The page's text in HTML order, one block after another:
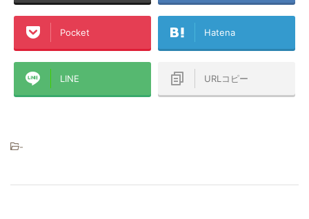
Pocket Hatena
LINE URLコピー
-